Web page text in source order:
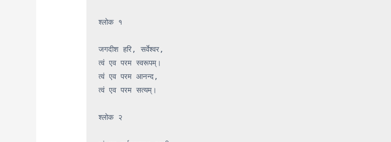
श्लोक १
जगदीश हरि, सर्वेश्वर,
त्वं एव परम स्वरूपम्।
त्वं एव परम आनन्द,
त्वं एव परम सत्यम्।
श्लोक २